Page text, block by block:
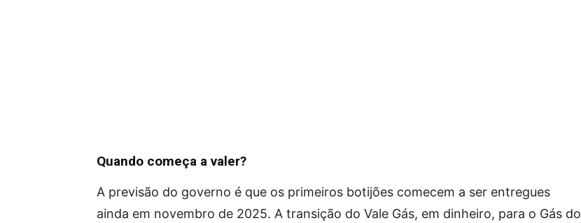
Quando começa a valer?
A previsão do governo é que os primeiros botijões comecem a ser entregues
ainda em novembro de 2025. A transição do Vale Gás, em dinheiro, para o Gás do